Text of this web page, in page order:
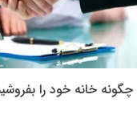
چگونه خانه خود را